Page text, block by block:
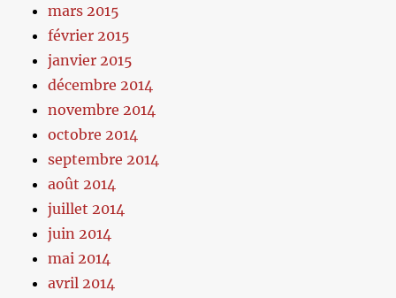
mars 2015
février 2015
janvier 2015
décembre 2014
novembre 2014
octobre 2014
septembre 2014
août 2014
juillet 2014
juin 2014
mai 2014
avril 2014